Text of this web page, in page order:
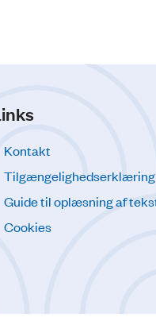
Kontakt
Tilgængelighedserklæring
Guide til oplæsning af
Cookies